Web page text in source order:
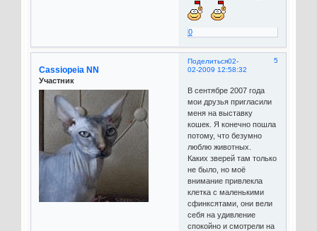
0
Поделиться 5
02-
02-2009 12:58:32
Cassiopeia NN
Участник
В сентябре 2007 года
мои друзья пригласили
меня на выставку
кошек. Я конечно пошла
потому, что безумно
люблю животных.
Каких зверей там только
не было, но моё
внимание привлекла
клетка с маленькими
сфинксятами, они вели
себя на удивление
спокойно и смотрели на